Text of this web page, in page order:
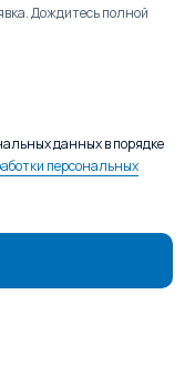
Дождитесь полной
данных в порядке
персональных